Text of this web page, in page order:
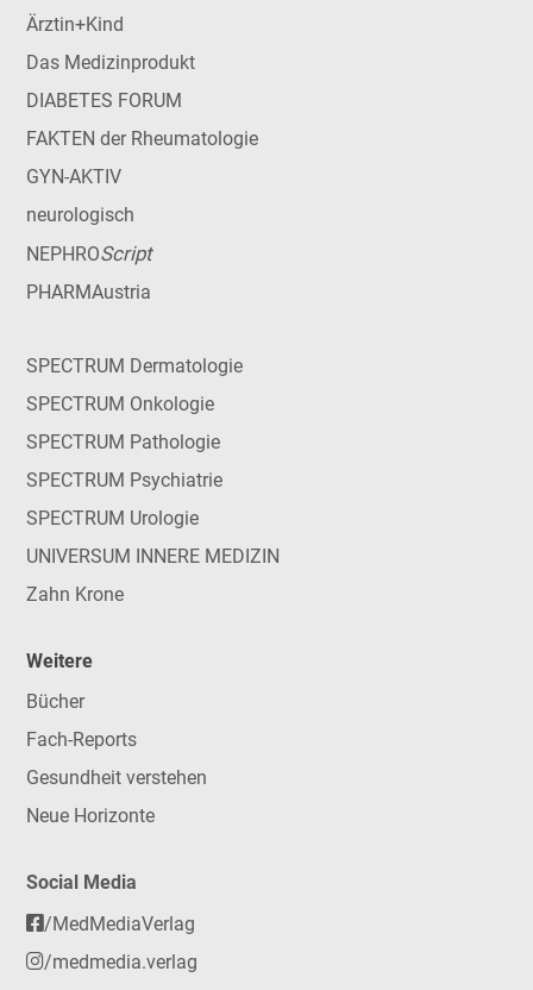
Ärztin+Kind
Das Medizinprodukt
DIABETES FORUM
FAKTEN der Rheumatologie
GYN-AKTIV
neurologisch
NEPHROScript
PHARMAustria
SPECTRUM Dermatologie
SPECTRUM Onkologie
SPECTRUM Pathologie
SPECTRUM Psychiatrie
SPECTRUM Urologie
UNIVERSUM INNERE MEDIZIN
Zahn Krone
Weitere
Bücher
Fach-Reports
Gesundheit verstehen
Neue Horizonte
Social Media
/MedMediaVerlag
/medmedia.verlag